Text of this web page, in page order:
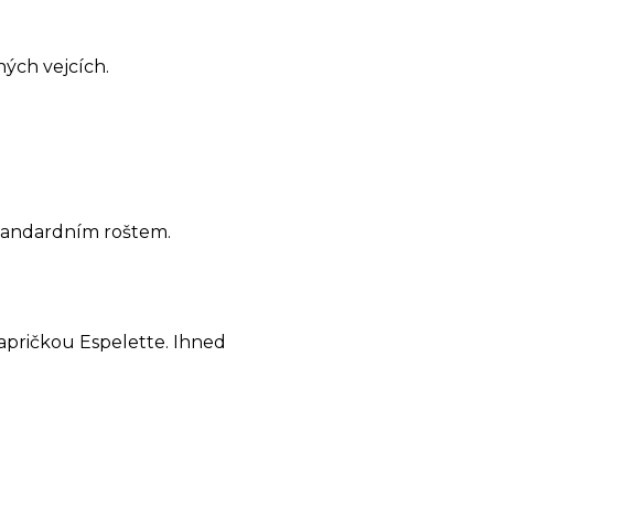
vejcích.
roštem.
Espelette. Ihned